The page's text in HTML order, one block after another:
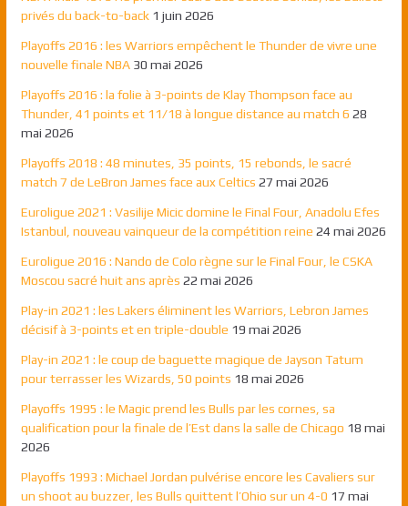
privés du back-to-back 1 juin 2026
Playoffs 2016 : les Warriors empêchent le Thunder de vivre une
nouvelle finale NBA 30 mai 2026
Playoffs 2016 : la folie à 3-points de Klay Thompson face au
Thunder, 41 points et 11/18 à longue distance au match 6 28
mai 2026
Playoffs 2018 : 48 minutes, 35 points, 15 rebonds, le sacré
match 7 de LeBron James face aux Celtics 27 mai 2026
Euroligue 2021 : Vasilije Micic domine le Final Four, Anadolu Efes
Istanbul, nouveau vainqueur de la compétition reine 24 mai 2026
Euroligue 2016 : Nando de Colo règne sur le Final Four, le CSKA
Moscou sacré huit ans après 22 mai 2026
Play-in 2021 : les Lakers éliminent les Warriors, Lebron James
décisif à 3-points et en triple-double 19 mai 2026
Play-in 2021 : le coup de baguette magique de Jayson Tatum
pour terrasser les Wizards, 50 points 18 mai 2026
Playoffs 1995 : le Magic prend les Bulls par les cornes, sa
qualification pour la finale de l’Est dans la salle de Chicago 18 mai
2026
Playoffs 1993 : Michael Jordan pulvérise encore les Cavaliers sur
un shoot au buzzer, les Bulls quittent l’Ohio sur un 4-0 17 mai